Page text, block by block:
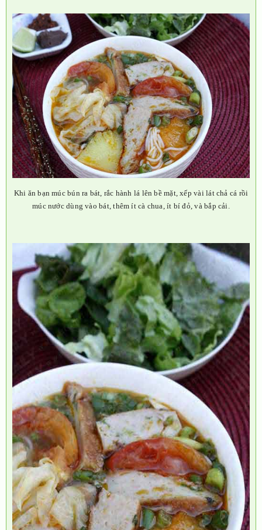
Khi ăn bạn múc bún ra bát, rắc hành lá lên bề mặt, xếp vài lát chả cá rồi
múc nước dùng vào bát, thêm ít cà chua, ít bí đỏ, và bắp cải.